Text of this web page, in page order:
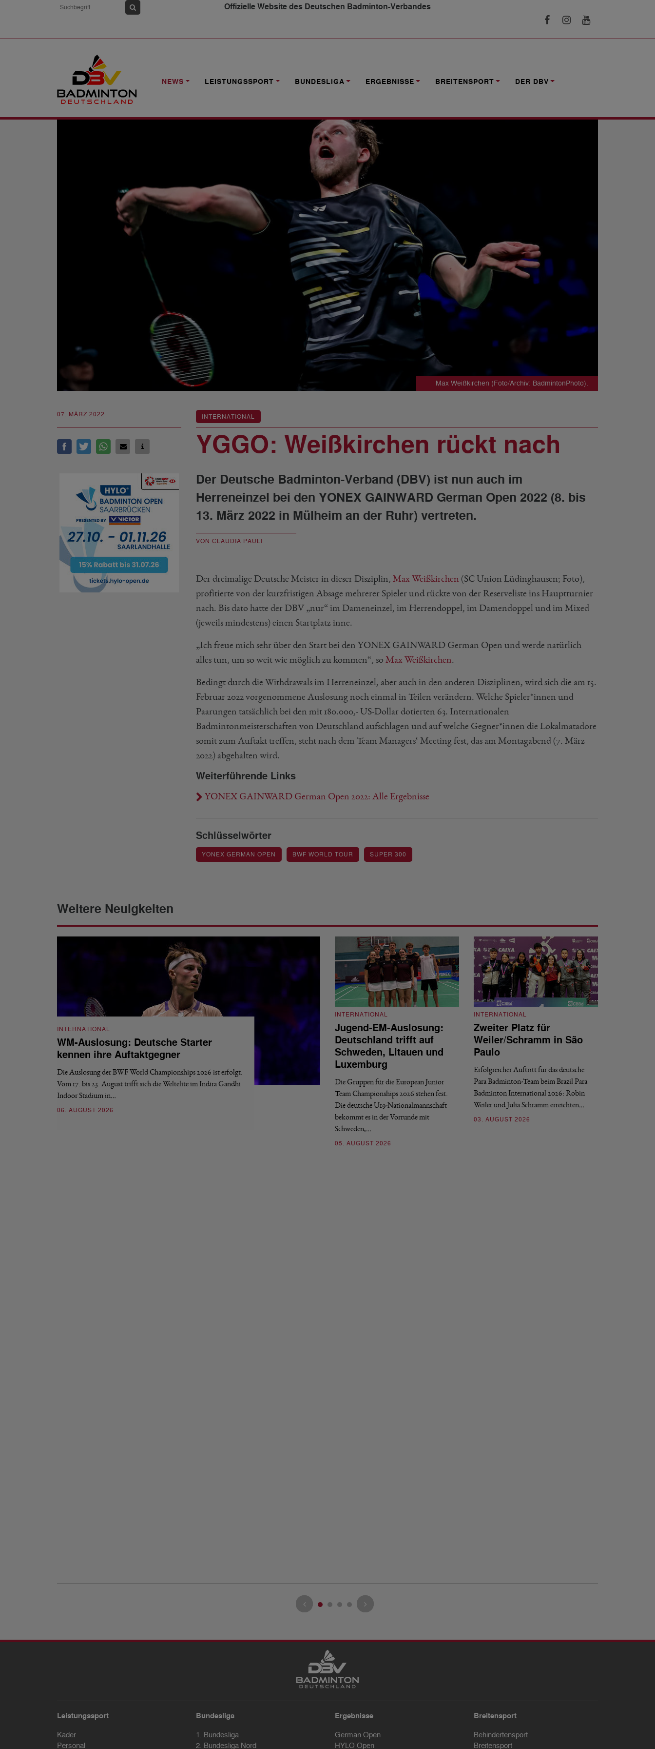
Offizielle Website des Deutschen Badminton-Verbandes
NEWS LEISTUNGSSPORT BUNDESLIGA ERGEBNISSE BREITENSPORT DER DBV
NEWS
Max Weißkirchen (Foto/Archiv: BadmintonPhoto).
07. MÄRZ 2022 INTERNATIONAL
YGGO: Weißkirchen rückt nach
Der Deutsche Badminton-Verband (DBV) ist nun auch im
Herreneinzel bei den YONEX GAINWARD German Open 2022 (8. bis
13. März 2022 in Mülheim an der Ruhr) vertreten.
VON CLAUDIA PAULI
Der dreimalige Deutsche Meister in dieser Disziplin, Max Weißkirchen (SC Union Lüdinghausen; Foto),
profitierte von der kurzfristigen Absage mehrerer Spieler und rückte von der Reserveliste ins Hauptturnier
nach. Bis dato hatte der DBV „nur“ im Dameneinzel, im Herrendoppel, im Damendoppel und im Mixed
(jeweils mindestens) einen Startplatz inne.
„Ich freue mich sehr über den Start bei den YONEX GAINWARD German Open und werde natürlich
alles tun, um so weit wie möglich zu kommen“, so Max Weißkirchen.
Bedingt durch die Withdrawals im Herreneinzel, aber auch in den anderen Disziplinen, wird sich die am 15.
Februar 2022 vorgenommene Auslosung noch einmal in Teilen verändern. Welche Spieler*innen und
Paarungen tatsächlich bei den mit 180.000,- US-Dollar dotierten 63. Internationalen
Badmintonmeisterschaften von Deutschland aufschlagen und auf welche Gegner*innen die Lokalmatadore
somit zum Auftakt treffen, steht nach dem Team Managers‘ Meeting fest, das am Montagabend (7. März
2022) abgehalten wird.
Weiterführende Links
YONEX GAINWARD German Open 2022: Alle Ergebnisse
Schlüsselwörter
YONEX GERMAN OPEN BWF WORLD TOUR SUPER 300
Weitere Neuigkeiten
INTERNATIONAL
WM-Auslosung: Deutsche Starter
kennen ihre Auftaktgegner
Die Auslosung der BWF World Championships 2026 ist erfolgt.
Vom 17. bis 23. August trifft sich die Weltelite im Indira Gandhi
Indoor Stadium in…
06. AUGUST 2026
INTERNATIONAL
Jugend-EM-Auslosung:
Deutschland trifft auf
Schweden, Litauen und
Luxemburg
Die Gruppen für die European Junior
Team Championships 2026 stehen fest.
Die deutsche U19-Nationalmannschaft
bekommt es in der Vorrunde mit
Schweden,…
05. AUGUST 2026
INTERNATIONAL
Zweiter Platz für
Weiler/Schramm in São
Paulo
Erfolgreicher Auftritt für das deutsche
Para Badminton-Team beim Brazil Para
Badminton International 2026: Robin
Weiler und Julia Schramm erreichten…
03. AUGUST 2026
Leistungssport
Kader
Personal
Bundesliga
1. Bundesliga
2. Bundesliga Nord
Ergebnisse
German Open
HYLO Open
Breitensport
Behindertensport
Breitensport